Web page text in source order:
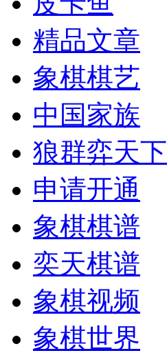
精品文章
象棋棋艺
中国家族
狼群弈天下
申请开通
象棋棋谱
奕天棋谱
象棋视频
象棋世界